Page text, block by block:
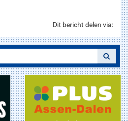
Dit bericht delen via: